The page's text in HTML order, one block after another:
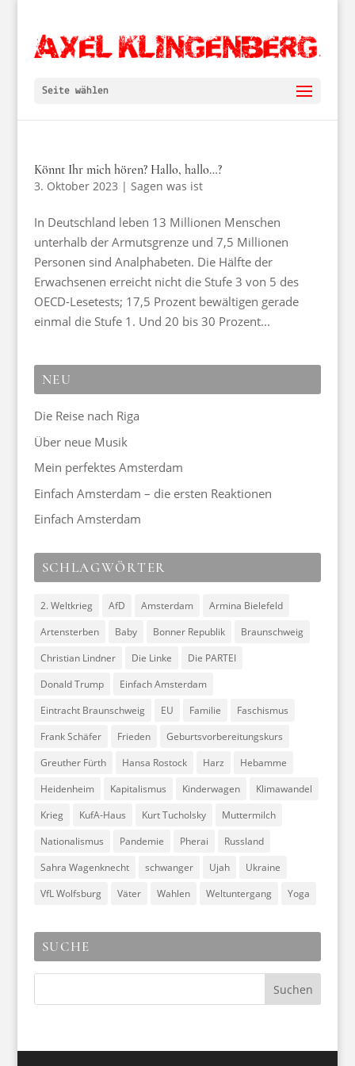
Seite wählen
Könnt Ihr mich hören? Hallo, hallo…?
3. Oktober 2023 | Sagen was ist
In Deutschland leben 13 Millionen Menschen
unterhalb der Armutsgrenze und 7,5 Millionen
Personen sind Analphabeten. Die Hälfte der
Erwachsenen erreicht nicht die Stufe 3 von 5 des
OECD-Lesetests; 17,5 Prozent bewältigen gerade
einmal die Stufe 1. Und 20 bis 30 Prozent...
NEU
Die Reise nach Riga
Über neue Musik
Mein perfektes Amsterdam
Einfach Amsterdam – die ersten Reaktionen
Einfach Amsterdam
SCHLAGWÖRTER
2. Weltkrieg AfD Amsterdam
Armina Bielefeld
Artensterben
Baby Bonner Republik
Braunschweig
Christian Lindner
Die Linke
Die PARTEI
Donald Trump
Einfach Amsterdam
Eintracht Braunschweig
EU Familie
Faschismus
Frank Schäfer
Frieden
Geburtsvorbereitungskurs
Greuther Fürth
Hansa Rostock Harz
Hebamme
Heidenheim
Kapitalismus Kinderwagen
Klimawandel
Krieg
KufA-Haus Kurt Tucholsky
Muttermilch
Nationalismus
Pandemie Pherai
Russland
Sahra Wagenknecht
schwanger Ujah
Ukraine
VfL Wolfsburg
Väter Wahlen Weltuntergang Yoga
SUCHE